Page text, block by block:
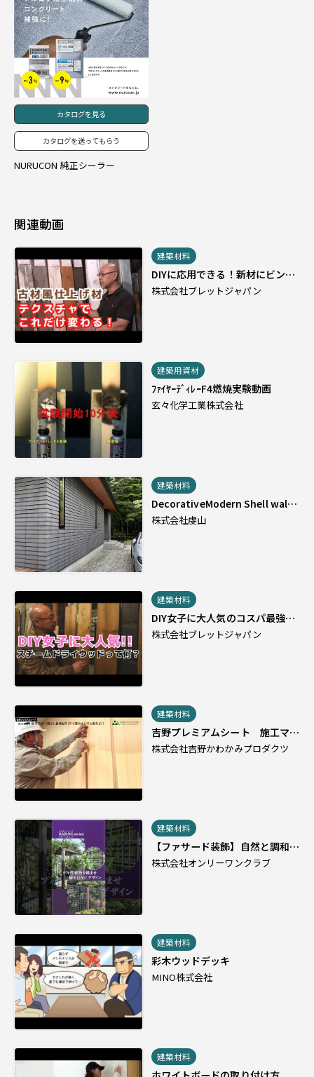
カタログを見る
カタログを送ってもらう
NURUCON 純正シーラー
関連動画
建築材料
DIYに応用できる！新材にビンテ
ージ感を出すプロの技！
株式会社ブレットジャパン
建築用資材
ﾌｧｲﾔｰﾃﾞｨﾚｰF4燃焼実験動画
玄々化学工業株式会社
建築材料
DecorativeModern Shell wall
model 3
株式会社虔山
建築材料
DIY女子に大人気のコスパ最強木
材はこれ！軽くて古材のような表
情が出る万能木材スチームドライ
株式会社ブレットジャパン
建築材料
吉野プレミアムシート 施工マニ
ュアル
株式会社吉野かわかみプロダクツ
建築材料
【ファサード装飾】自然と調和
し、空間を自在に演出する 新感
株式会社オンリーワンクラブ
建築材料
彩木ウッドデッキ
MINO株式会社
建築材料